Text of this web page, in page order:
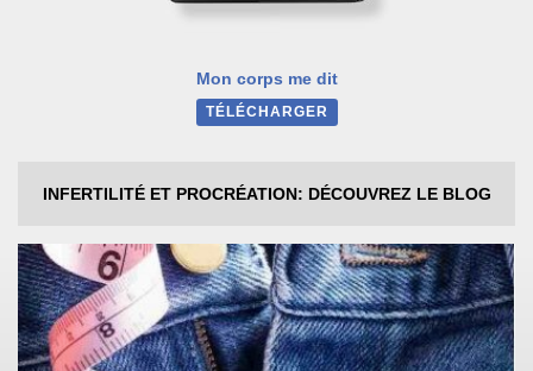
Mon corps me dit
TÉLÉCHARGER
INFERTILITÉ ET PROCRÉATION: DÉCOUVREZ LE BLOG